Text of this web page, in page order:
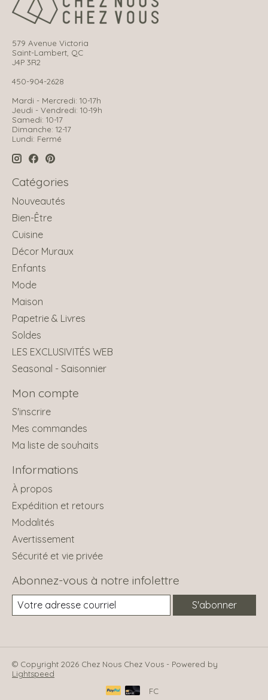
579 Avenue Victoria
Saint-Lambert, QC
J4P 3R2
450-904-2628
Mardi - Mercredi: 10-17h
Jeudi - Vendredi: 10-19h
Samedi: 10-17
Dimanche: 12-17
Lundi: Fermé
Catégories
Nouveautés
Bien-Être
Cuisine
Décor Muraux
Enfants
Mode
Maison
Papetrie & Livres
Soldes
LES EXCLUSIVITÉS WEB
Seasonal - Saisonnier
Mon compte
S'inscrire
Mes commandes
Ma liste de souhaits
Informations
À propos
Expédition et retours
Modalités
Avertissement
Sécurité et vie privée
Abonnez-vous à notre infolettre
S'abonner
© Copyright 2026 Chez Nous Chez Vous - Powered by
Lightspeed
FC